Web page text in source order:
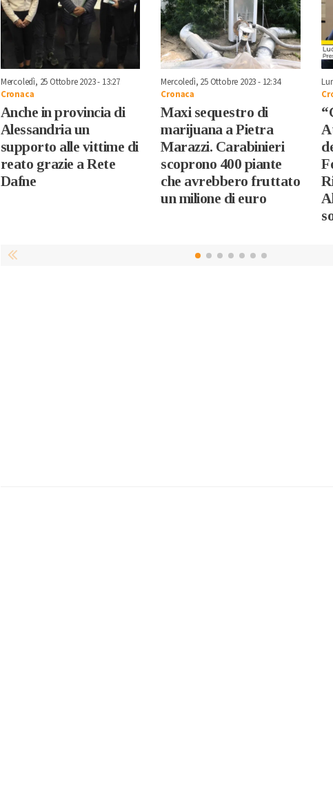
Mercoledì, 25 Ottobre 2023 - 13:27
Cronaca
Anche in provincia di
Alessandria un
supporto alle vittime di
reato grazie a Rete
Dafne
Mercoledì, 25 Ottobre 2023 - 12:34
Cronaca
Maxi sequestro di
marijuana a Pietra
Marazzi. Carabinieri
scoprono 400 piante
che avrebbero fruttato
un milione di euro